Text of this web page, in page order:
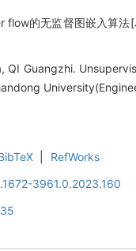
flow的无监督图嵌入算
QI Guangzhi.
RefWorks
3961.0.2023.160